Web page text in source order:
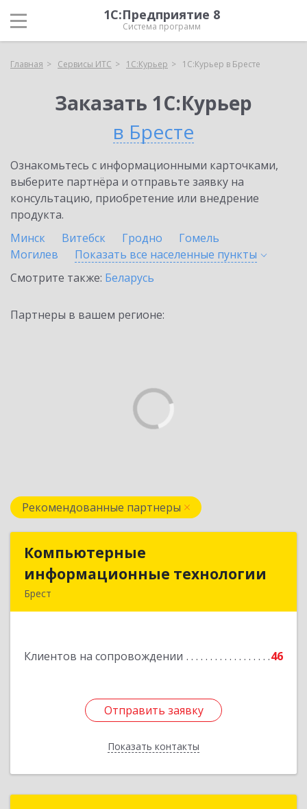
1С:Предприятие 8
Система программ
Главная Сервисы ИТС 1С:Курьер 1С:Курьер в Бресте
Заказать 1С:Курьер
в Бресте
Ознакомьтесь с информационными карточками,
выберите партнёра и отправьте заявку на
консультацию, приобретение или внедрение
продукта.
Минск
Витебск Гродно
Гомель
Могилев
Показать все населенные пункты
Смотрите также: Беларусь
Партнеры в вашем регионе:
Рекомендованные партнеры
Компьютерные
информационные технологии
Брест
Клиентов на сопровождении 46
Отправить заявку
Показать контакты
информационные технологии
Отправить заявку
Назад